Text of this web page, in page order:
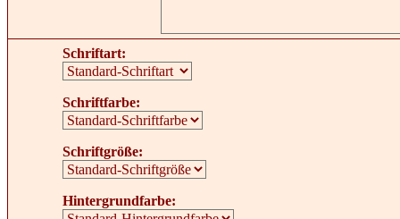
Schriftart:
Schriftfarbe:
Schriftgröße:
Hintergrundfarbe: